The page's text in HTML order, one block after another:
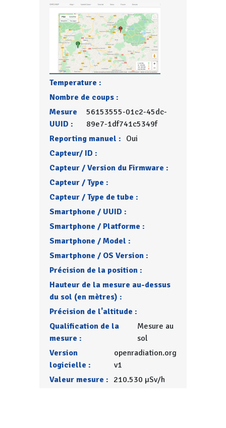
Temperature :
Nombre de coups :
Mesure
UUID :
56153555-01c2-45dc-
89e7-1df741c5349f
Reporting manuel : Oui
Capteur/ ID :
Capteur / Version du Firmware :
Capteur / Type :
Capteur / Type de tube :
Smartphone / UUID :
Smartphone / Platforme :
Smartphone / Model :
Smartphone / OS Version :
Précision de la position :
Hauteur de la mesure au-dessus
du sol (en mètres) :
Précision de l'altitude :
Qualification de la
mesure :
Mesure au
sol
Version
logicielle :
openradiation.org
v1
Valeur mesure : 210.530 µSv/h